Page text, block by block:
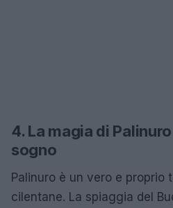
4. La magia di
sogno
Palinuro è un vero e proprio
cilentane. La spiaggia del